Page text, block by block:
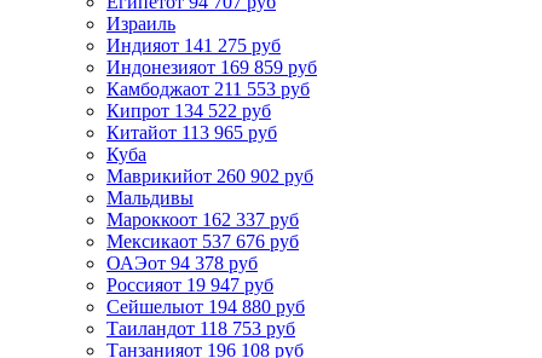
Израиль
Индияот 141 275 руб
Индонезияот 169 859 руб
Камбоджаот 211 553 руб
Кипрот 134 522 руб
Китайот 113 965 руб
Куба
Маврикийот 260 902 руб
Мальдивы
Мароккоот 162 337 руб
Мексикаот 537 676 руб
ОАЭот 94 378 руб
Россияот 19 947 руб
Сейшелыот 194 880 руб
Таиландот 118 753 руб
Танзанияот 196 108 руб